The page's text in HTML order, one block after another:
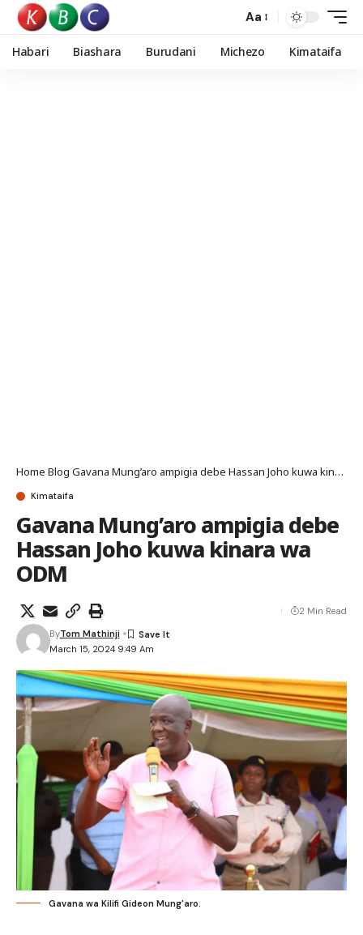
Aa
Habari Biashara Burudani Michezo Kimataifa
Home Blog Gavana Mung’aro ampigia debe Hassan Joho kuwa kinara wa ODM
Kimataifa
Gavana Mung’aro ampigia debe
Hassan Joho kuwa kinara wa
ODM
March 15, 2024 9:49 Am
ByTom Mathinji
2 Min Read
Gavana wa Kilifi Gideon Mung'aro.